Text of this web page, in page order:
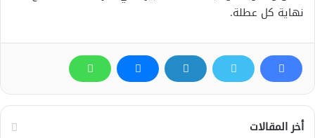
نهاية كل عطلة.
أخر المقالات